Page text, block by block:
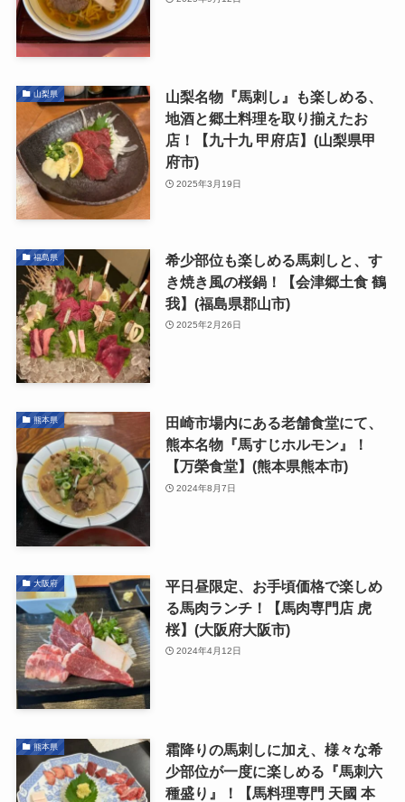
山梨県
山梨名物『馬刺し』も楽しめる、
地酒と郷土料理を取り揃えたお
店！【九十九 甲府店】(山梨県甲
府市)
2025年3月19日
福島県
希少部位も楽しめる馬刺しと、す
き焼き風の桜鍋！【会津郷土食 鶴
我】(福島県郡山市)
2025年2月26日
熊本県
田崎市場内にある老舗食堂にて、
熊本名物『馬すじホルモン』！
【万榮食堂】(熊本県熊本市)
2024年8月7日
大阪府
平日昼限定、お手頃価格で楽しめ
る馬肉ランチ！【馬肉専門店 虎
桜】(大阪府大阪市)
2024年4月12日
熊本県
霜降りの馬刺しに加え、様々な希
少部位が一度に楽しめる『馬刺六
種盛り』！【馬料理専門 天國 本